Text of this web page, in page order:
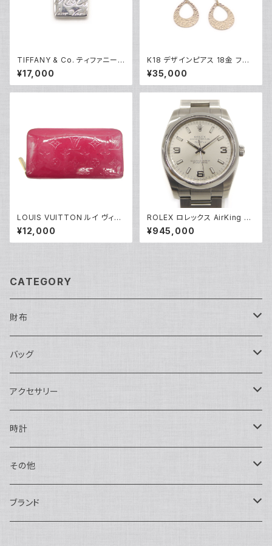
TIFFANY & Co. ティファニー
ノーツ スクエアプレート ペンダ
ント ネックレス シルバー925 ア
ズキチェーン Y05238
¥17,000
K18 デザインピアス 18金 フッ
クピアス Y05251
¥35,000
LOUIS VUITTON ルイ ヴィト
ン ジッピー・ウォレット モノグラ
ム ヴェルニ ローズアンディアン
長財布 M90075 Y05071
¥12,000
ROLEX ロレックス AirKing エ
アキング 114200 M番 SS 自動
巻き シルバー文字盤 Y05156
¥945,000
CATEGORY
財布
長財布
二つ折り
バッグ
ショルダーバッグ・ボディバッグ
ハンドバッグ・ポーチ
トートバッグ
バックパック・リュックサック
アクセサリー
ネックレス
指輪
ピアス・イヤリング
時計
アナログ・機械式
アナログ・クォーツ
その他
ペン・万年筆
ブランド